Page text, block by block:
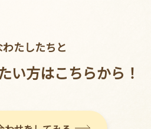
わたしたちと
い方はこちらから！